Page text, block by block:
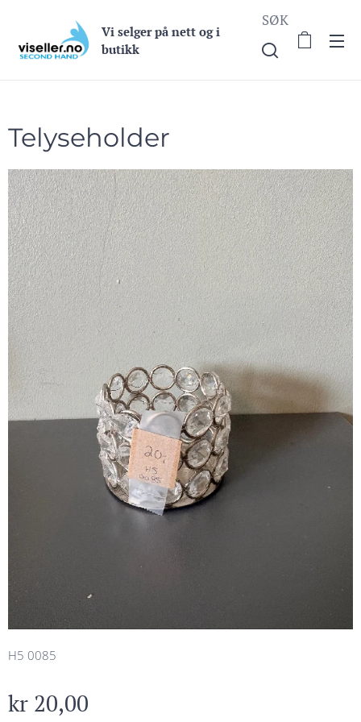
Vi selger på nett og i
butikk
SØK
Telyseholder
H5 0085
kr 20,00